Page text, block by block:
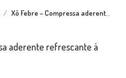
Xô Febre – Compressa aderente refrescante à base de água
aderente refrescante à